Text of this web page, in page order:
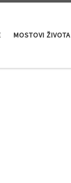
MOSTOVI ŽIVOTA